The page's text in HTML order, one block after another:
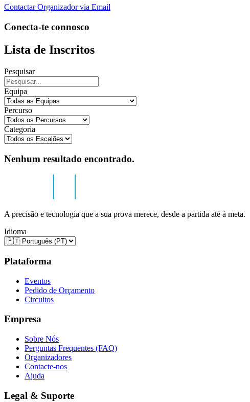
Contactar Organizador via Email
Conecta-te connosco
Lista de Inscritos
Pesquisar
Equipa
Percurso
Categoria
Nenhum resultado encontrado.
A precisão e tecnologia que a sua prova merece, desde a partida até à meta.
Idioma
Plataforma
Eventos
Pedido de Orçamento
Circuitos
Empresa
Sobre Nós
Perguntas Frequentes (FAQ)
Organizadores
Contacte-nos
Ajuda
Legal & Suporte